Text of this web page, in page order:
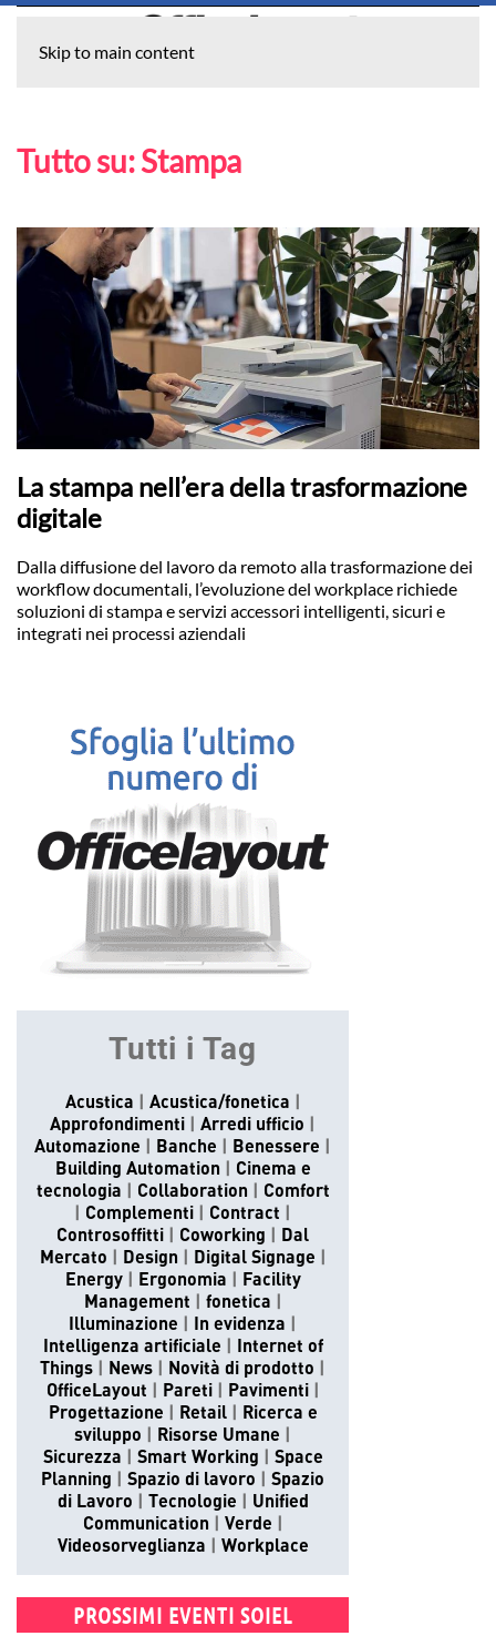
Skip to main content
Tutto su:Stampa
La stampa nell’era della trasformazione
digitale
Dalla diffusione del lavoro da remoto alla trasformazione dei
workflow documentali, l’evoluzione del workplace richiede
soluzioni di stampa e servizi accessori intelligenti, sicuri e
integrati nei processi aziendali
Tutti i Tag
Acustica
Acustica/fonetica
Approfondimenti
Arredi ufficio
Automazione
Banche
Benessere
Building Automation
Cinema e
tecnologia
Collaboration
Comfort
Complementi
Contract
Controsoffitti
Coworking
Dal
Mercato
Design
Digital Signage
Energy
Ergonomia
Facility
Management
fonetica
Illuminazione
In evidenza
Intelligenza artificiale
Internet of
Things
News
Novità di prodotto
OfficeLayout
Pareti
Pavimenti
Progettazione
Retail
Ricerca e
sviluppo
Risorse Umane
Sicurezza
Smart Working
Space
Planning
Spazio di lavoro
Spazio
di Lavoro
Tecnologie
Unified
Communication
Verde
Videosorveglianza
Workplace
PROSSIMI EVENTI SOIEL